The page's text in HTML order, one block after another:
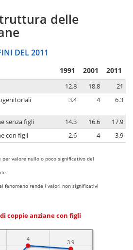
delle
DEL 2011
1991 2001 2011
12.8 18.8
21
3.4 4 6.3
senza figli 14.3 16.6
17.9
con figli
2.6 4 3.9
valore nullo o poco significativo del
fenomeno rende i valori non significativi
coppie anziane con figli
3.9
4